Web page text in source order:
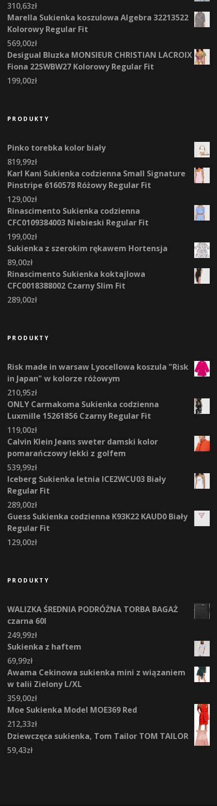
310,63zł
Marella Sukienka koszulowa Algebra 32213522
Kolorowy Regular Fit
569,00zł
Desigual Bluzka MONSIEUR CHRISTIAN LACROIX
Fiona 22SWBW27 Kolorowy Regular Fit
199,00zł
PRODUKTY
Pinko torebka kolor biały
819,99zł
Karl Kani Sukienka codzienna Small Signature
Pinstripe 6160578 Różowy Regular Fit
129,00zł
Rinascimento Sukienka codzienna
CFC0109384003 Niebieski Regular Fit
199,00zł
Sukienka z szerokim rękawem Hortensja
89,00zł
Rinascimento Sukienka koktajlowa
CFC0018388002 Czarny Slim Fit
289,00zł
PRODUKTY
Risk made in warsaw Lyocellowa koszula "Risk
in Japan" w kolorze różowym
210,95zł
ONLY Carmakoma Sukienka codzienna
Luxmille 15261856 Czarny Regular Fit
119,00zł
Calvin Klein Jeans sweter damski kolor
pomarańczowy lekki z golfem
539,99zł
Iceberg Sukienka letnia ICE2WCU03 Biały
Regular Fit
289,00zł
Guess Sukienka codzienna K93K22 KAUD0 Biały
Regular Fit
129,00zł
PRODUKTY
WALIZKA ŚREDNIA PODRÓŻNA TORBA BAGAŻ
czarna 60l
249,99zł
Sukienka z haftem
69,99zł
Awama Cekinowa sukienka mini z wiązaniem
w talii Zielony L/XL
359,00zł
Moe Sukienka Model MOE369 Red
212,33zł
Dziewczęca sukienka, Tom Tailor TOM TAILOR
59,43zł